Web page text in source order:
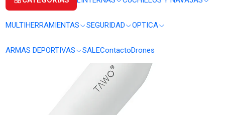
MULTIHERRAMIENTAS SEGURIDAD OPTICA
ARMAS DEPORTIVAS SALEContactoDrones